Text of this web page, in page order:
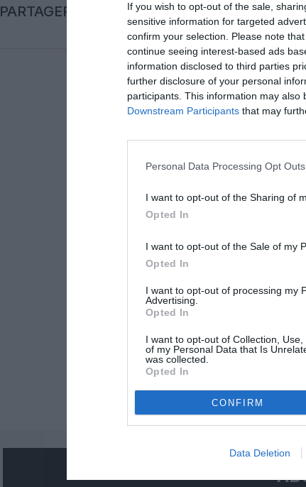
If you wish to opt-out of the sale,
sensitive information for targeted
confirm your selection. Please note
continue seeing interest-based ads
information disclosed to third parties
further disclosure of your personal
participants. This information may
Downstream Participants that may
Personal Data Processing Opt Outs
I want to opt-out of the Sharing of
Opted In
I want to opt-out of the Sale of my
Opted In
I want to opt-out of processing my
Advertising.
Opted In
I want to opt-out of Collection,
of my Personal Data that Is
was collected.
Opted In
CONFIRM
Data Deletion
PARTAGER L'ARTICLE
FacebookTwitter
Aucun commentaire !
LAISSER UN COMMENTAIRE